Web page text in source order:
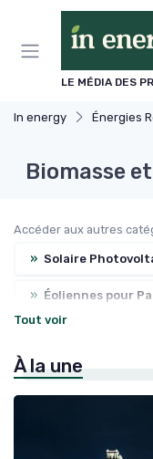
LE MÉDIA DES
In energy Énergies
Biomasse
Accéder aux autres
» Solaire
» Éoliennes pour
» Subventions et
Tout voir
À la une
Panneau de gestion